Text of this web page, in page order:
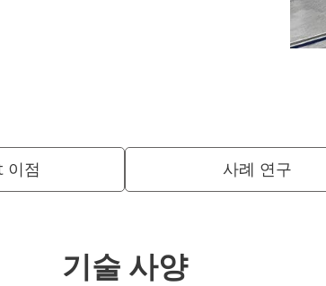
이점 사례 연구
기술 사양